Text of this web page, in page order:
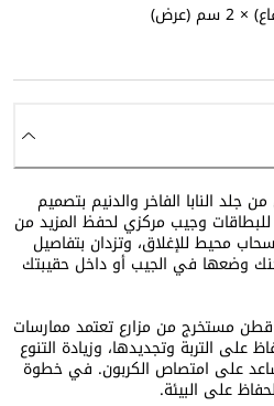
النابا الفاخر والدنيم بتصميم
وجيب مركزي لحفظ المزيد من
محيط للإغلاق، وتزدان بتفاصيل
وضعها في الجيب أو داخل حقيبتك
مستخرج من مزارع تعتمد ممارسات
على التربة وتجديدها، وزيادة التنوع
على امتصاص الكربون. في خطوة
على البيئة.